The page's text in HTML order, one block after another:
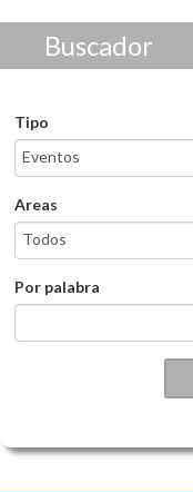
Buscador
Tipo
Areas
Por palabra